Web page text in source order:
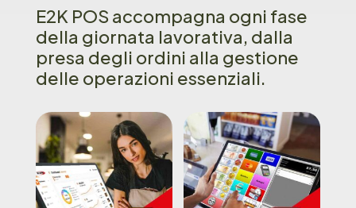
E2K POS accompagna ogni fase
della giornata lavorativa, dalla
presa degli ordini alla gestione
delle operazioni essenziali.